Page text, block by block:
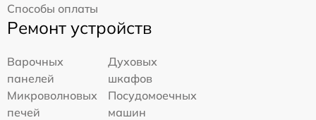
Способы оплаты
Ремонт устройств
Варочных
панелей
Духовых
шкафов
Микроволновых
печей
Посудомоечных
машин